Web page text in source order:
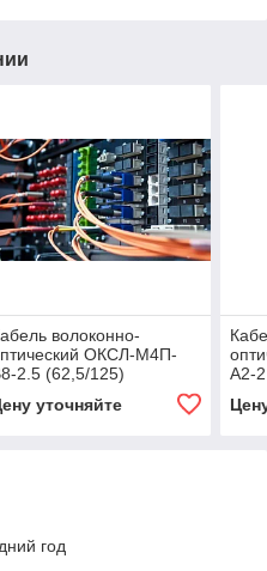
волоконно-
ОКСЛ-М4П-
2.5 (62,5/125)
уточняйте
А2-
год